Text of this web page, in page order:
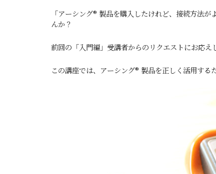
「アーシング® 製品を購入したけれど、接続方法
んか？
前回の「入門編」受講者からのリクエストにお応
この講座では、アーシング® 製品を正しく活用する